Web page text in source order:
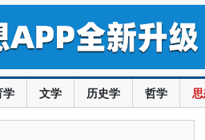
学 文学 历史学 哲学